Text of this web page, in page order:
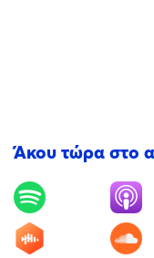
Άκου τώρα στο